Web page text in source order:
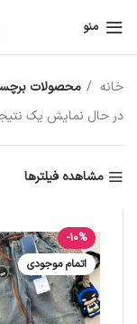
منو
خانه
محصولات
در حال نمایش یک
مشاهده فیلترها
-10%
اتمام موجودی